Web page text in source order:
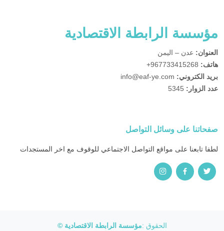
مؤسسة الرابطة الاقتصادية
العنوان: عدن – اليمن
هاتف:
بريد الكتروني:
عدد الزوار:
صفحاتنا على وسائل التواصل
لطفا تابعنا على مواقع التواصل الاجتماعي للوقوف مع اخر المستجدات
الحقوق :مؤسسة الرابطة الاقتصادية ©